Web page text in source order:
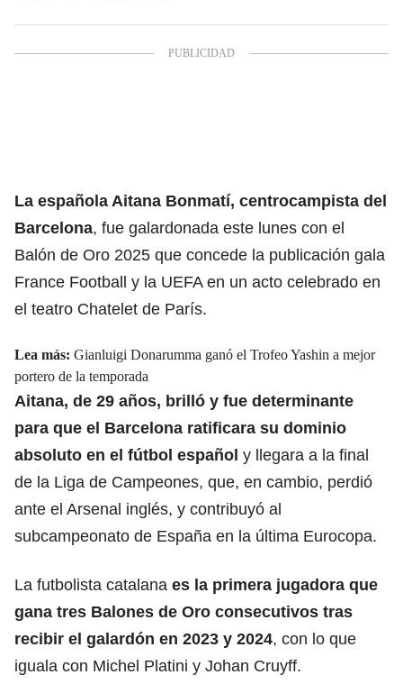
La española Aitana Bonmatí, centrocampista del
Barcelona, fue galardonada este lunes con el
Balón de Oro 2025 que concede la publicación gala
France Football y la UEFA en un acto celebrado en
el teatro Chatelet de París.
Lea más: Gianluigi Donarumma ganó el Trofeo Yashin a mejor
portero de la temporada
Aitana, de 29 años, brilló y fue determinante
para que el Barcelona ratificara su dominio
absoluto en el fútbol español y llegara a la final
de la Liga de Campeones, que, en cambio, perdió
ante el Arsenal inglés, y contribuyó al
subcampeonato de España en la última Eurocopa.
La futbolista catalana es la primera jugadora que
gana tres Balones de Oro consecutivos tras
recibir el galardón en 2023 y 2024, con lo que
iguala con Michel Platini y Johan Cruyff.